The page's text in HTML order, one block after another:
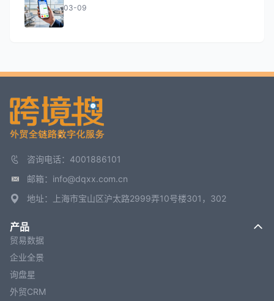
03-09
咨询电话：4001886101
邮箱：info@dqxx.com.cn
地址：上海市宝山区沪太路2999弄10号楼301，302
产品
贸易数据
企业全景
询盘星
外贸CRM